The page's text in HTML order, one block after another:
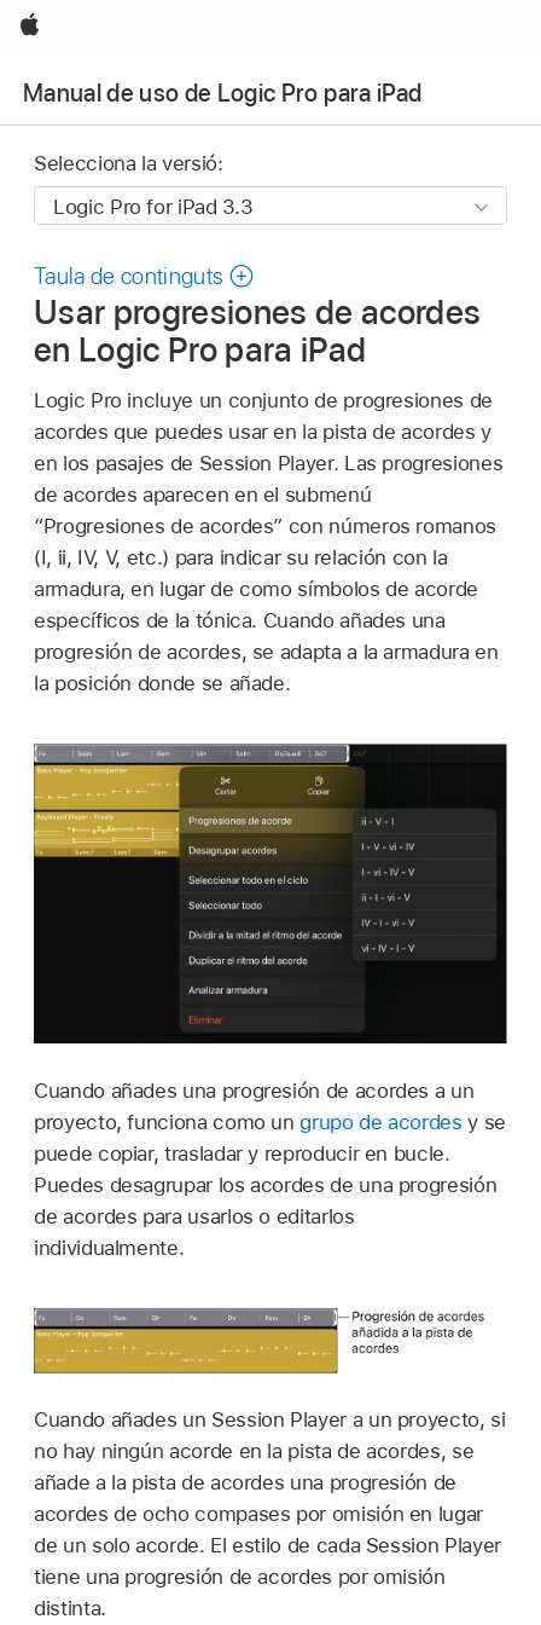
Apple
Manual de uso de Logic Pro para iPad
Selecciona la versió:
Taula de continguts
Usar progresiones de acordes
en Logic Pro para iPad
Logic Pro incluye un conjunto de progresiones de
acordes que puedes usar en la pista de acordes y
en los pasajes de Session Player. Las progresiones
de acordes aparecen en el submenú
“Progresiones de acordes” con números romanos
(I, ii, IV, V, etc.) para indicar su relación con la
armadura, en lugar de como símbolos de acorde
específicos de la tónica. Cuando añades una
progresión de acordes, se adapta a la armadura en
la posición donde se añade.
Cuando añades una progresión de acordes a un
proyecto, funciona como ungrupo de acordes y se
puede copiar, trasladar y reproducir en bucle.
Puedes desagrupar los acordes de una progresión
de acordes para usarlos o editarlos
individualmente.
Cuando añades un Session Player a un proyecto, si
no hay ningún acorde en la pista de acordes, se
añade a la pista de acordes una progresión de
acordes de ocho compases por omisión en lugar
de un solo acorde. El estilo de cada Session Player
tiene una progresión de acordes por omisión
distinta.